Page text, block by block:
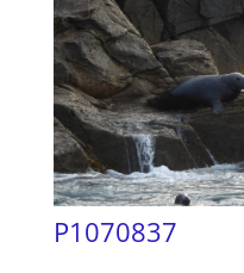
P1070837